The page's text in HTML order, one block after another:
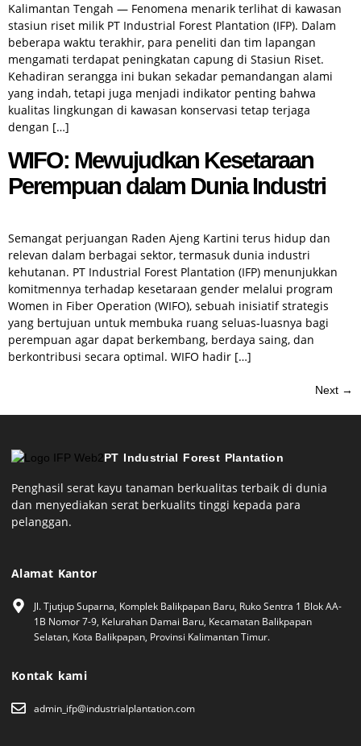
Kalimantan Tengah — Fenomena menarik terlihat di kawasan
stasiun riset milik PT Industrial Forest Plantation (IFP). Dalam
beberapa waktu terakhir, para peneliti dan tim lapangan
mengamati terdapat peningkatan capung di Stasiun Riset.
Kehadiran serangga ini bukan sekadar pemandangan alami
yang indah, tetapi juga menjadi indikator penting bahwa
kualitas lingkungan di kawasan konservasi tetap terjaga
dengan […]
WIFO: Mewujudkan Kesetaraan
Perempuan dalam Dunia Industri
Semangat perjuangan Raden Ajeng Kartini terus hidup dan
relevan dalam berbagai sektor, termasuk dunia industri
kehutanan. PT Industrial Forest Plantation (IFP) menunjukkan
komitmennya terhadap kesetaraan gender melalui program
Women in Fiber Operation (WIFO), sebuah inisiatif strategis
yang bertujuan untuk membuka ruang seluas-luasnya bagi
perempuan agar dapat berkembang, berdaya saing, dan
berkontribusi secara optimal. WIFO hadir […]
Next →
PT Industrial Forest Plantation
Penghasil serat kayu tanaman berkualitas terbaik di dunia
dan menyediakan serat berkualits tinggi kepada para
pelanggan.
Alamat Kantor
Jl. Tjutjup Suparna, Komplek Balikpapan Baru, Ruko Sentra 1 Blok AA-
1B Nomor 7-9, Kelurahan Damai Baru, Kecamatan Balikpapan
Selatan, Kota Balikpapan, Provinsi Kalimantan Timur.
Kontak kami
admin_ifp@industrialplantation.com